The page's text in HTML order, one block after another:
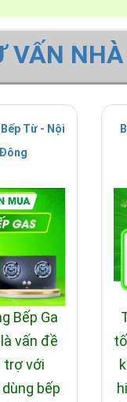
VẤN NHÀ
Từ - Nội
Bếp Ga
vấn đề
trợ với
bếp